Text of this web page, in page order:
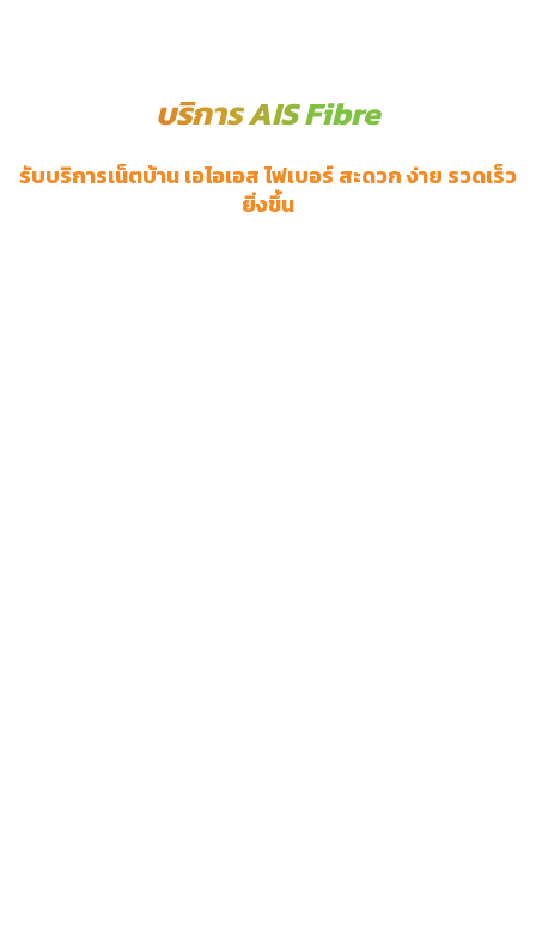
บริการ AIS Fibre
รับบริการเน็ตบ้าน เอไอเอส ไฟเบอร์ สะดวก ง่าย รวดเร็ว
ยิ่งขึ้น